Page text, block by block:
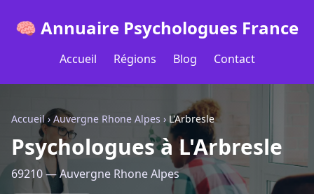
🧠 Annuaire Psychologues France
Accueil Régions Blog Contact
Accueil› Auvergne Rhone Alpes › L'Arbresle
Psychologues à L'Arbresle
69210 — Auvergne Rhone Alpes